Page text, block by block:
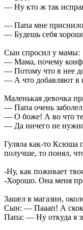
— Ну кто ж так
— Папа мне
— Бyдешь себя
Сын спросил у мамы:
— Мама, почему
— Потому что в нее
— А что добавляют в
Маленькая девочка
— Папа очень
— О боже! А во что
— Да ничего не
Гуляла как-то Ксюша
получше, то понял,
-Ну, как поживает
-Хорошо. Она меня
Зашел в магазин,
Сын: — Пааап! А
Папа: — Ну откуда я